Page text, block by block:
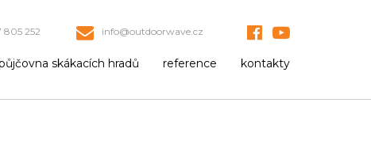
805 252 info@outdoorwave.cz
skákacích hradů reference kontakty